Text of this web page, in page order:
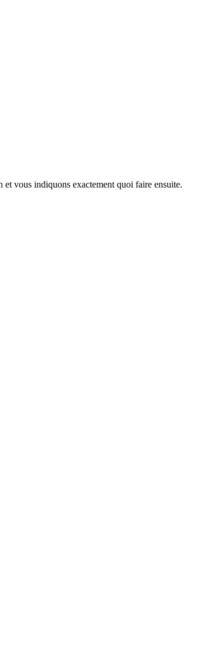
et vous indiquons exactement quoi faire ensuite.